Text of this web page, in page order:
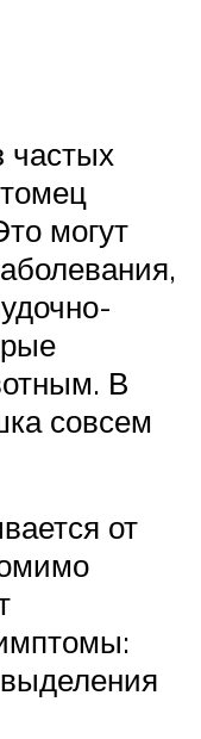
частых
могут
В
совсем
от